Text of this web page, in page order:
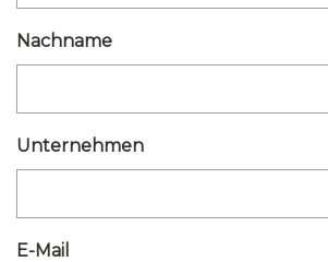
Nachname
Unternehmen
E-Mail